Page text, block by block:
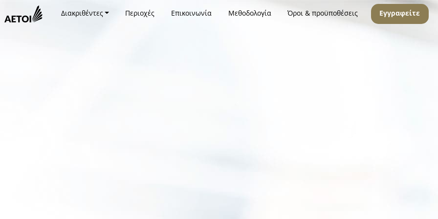
Διακριθέντες Περιοχές Επικοινωνία Μεθοδολογία Όροι & προϋποθέσεις Εγγραφείτε